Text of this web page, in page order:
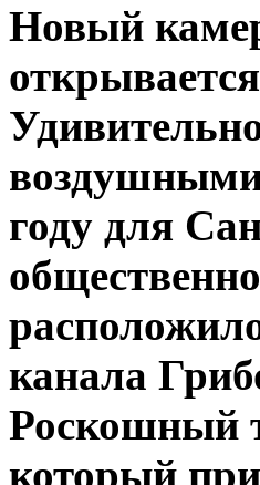
Новый
воздушными
году для
канала
Роскошный
который